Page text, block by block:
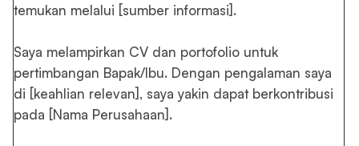
temukan melalui [sumber informasi].
Saya melampirkan CV dan portofolio untuk
pertimbangan Bapak/Ibu. Dengan pengalaman saya
di [keahlian relevan], saya yakin dapat berkontribusi
pada [Nama Perusahaan].